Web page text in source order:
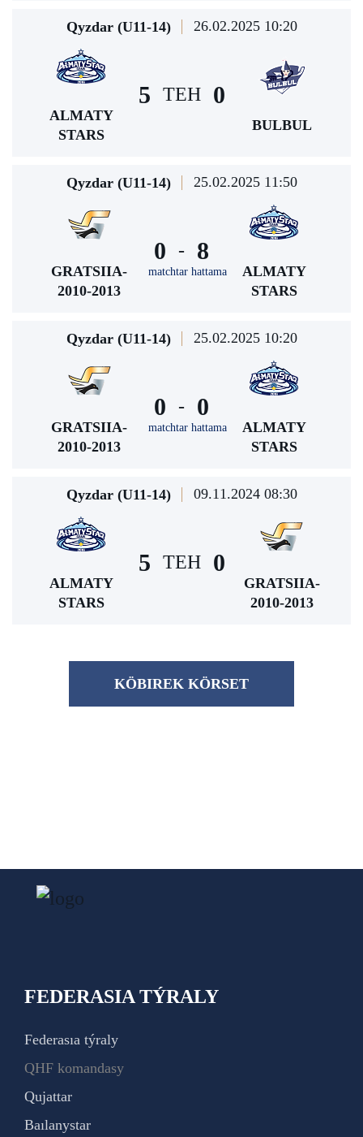
Qyzdar (U11-14) 26.02.2025 10:20
ALMATY
STARS
5 TEH 0
BULBUL
Qyzdar (U11-14) 25.02.2025 11:50
GRATSIIA-
2010-2013
0 -
matchtar hattama
8
ALMATY
STARS
Qyzdar (U11-14) 25.02.2025 10:20
GRATSIIA-
2010-2013
0 -
matchtar hattama
0
ALMATY
STARS
Qyzdar (U11-14) 09.11.2024 08:30
ALMATY
STARS
5 TEH 0
GRATSIIA-
2010-2013
KÖBІREK KÖRSET
FEDERASIA TÝRALY
Federasıa týraly
QHF komandasy
Qujattar
Baılanystar